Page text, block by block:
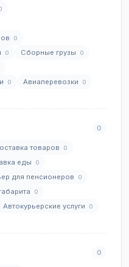
0
0 Сборные грузы 0
0 Авиаперевозки 0
0
товаров 0
еды 0
для пенсионеров 0
0
Автокурьерские услуги 0
0